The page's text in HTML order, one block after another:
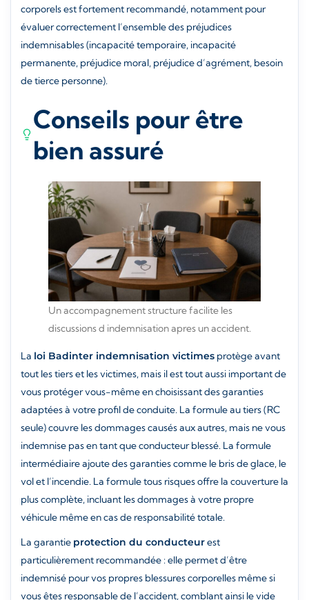
corporels est fortement recommandé, notamment pour
évaluer correctement l’ensemble des préjudices
indemnisables (incapacité temporaire, incapacité
permanente, préjudice moral, préjudice d’agrément, besoin
de tierce personne).
Conseils pour être
bien assuré
Un accompagnement structure facilite les
discussions d indemnisation apres un accident.
La loi Badinter indemnisation victimes protège avant
tout les tiers et les victimes, mais il est tout aussi important de
vous protéger vous-même en choisissant des garanties
adaptées à votre profil de conduite. La formule au tiers (RC
seule) couvre les dommages causés aux autres, mais ne vous
indemnise pas en tant que conducteur blessé. La formule
intermédiaire ajoute des garanties comme le bris de glace, le
vol et l’incendie. La formule tous risques offre la couverture la
plus complète, incluant les dommages à votre propre
véhicule même en cas de responsabilité totale.
La garantie protection du conducteurest
particulièrement recommandée : elle permet d’être
indemnisé pour vos propres blessures corporelles même si
vous êtes responsable de l’accident, comblant ainsi le vide